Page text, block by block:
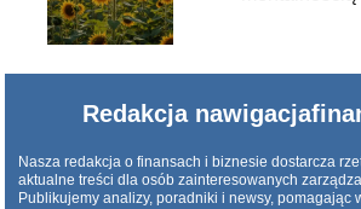
Redakcja
Nasza redakcja o finansach i biznesie dostarcza
aktualne treści dla osób zainteresowanych
Publikujemy analizy, poradniki i newsy, pomagając